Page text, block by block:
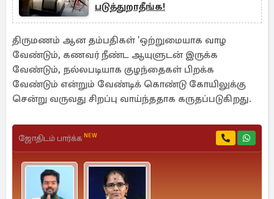
படுத்துறாதீங்க!
திருமணம் ஆன தம்பதிகள் 'ஒற்றுமையாக வாழ
வேண்டும், கணவர் நீண்ட ஆயுளுடன் இருக்க
வேண்டும், நல்லபடியாக குழந்தைகள் பிறக்க
வேண்டும் என்றும் வேண்டிக் கொண்டு கோயிலுக்கு
சென்று வருவது சிறப்பு வாய்ந்ததாக கருதப்படுகிறது.
ஜோதிடம் பார்க்க NEW